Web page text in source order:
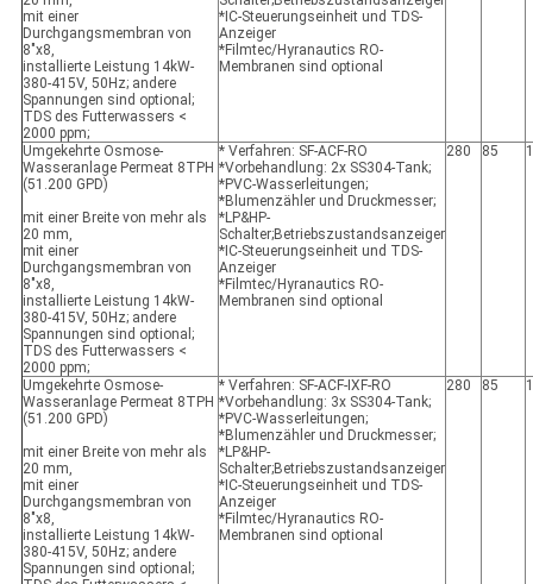
mit einer
Durchgangsmembran von
8"x8,
installierte Leistung 14kW-
380-415V, 50Hz; andere
Spannungen sind optional;
TDS des Futterwassers <
2000 ppm;
*IC-Steuerungseinheit und TDS-
Anzeiger
*Filmtec/Hyranautics RO-
Membranen sind optional
Umgekehrte Osmose-
Wasseranlage Permeat 8TPH
(51.200 GPD)
mit einer Breite von mehr als
20 mm,
mit einer
Durchgangsmembran von
8"x8,
installierte Leistung 14kW-
380-415V, 50Hz; andere
Spannungen sind optional;
TDS des Futterwassers <
2000 ppm;
* Verfahren: SF-ACF-RO
*Vorbehandlung: 2x SS304-Tank;
*PVC-Wasserleitungen;
*Blumenzähler und Druckmesser;
*LP&HP-
Schalter;Betriebszustandsanzeiger
*IC-Steuerungseinheit und TDS-
Anzeiger
*Filmtec/Hyranautics RO-
Membranen sind optional
280 85
Umgekehrte Osmose-
Wasseranlage Permeat 8TPH
(51.200 GPD)
mit einer Breite von mehr als
20 mm,
mit einer
Durchgangsmembran von
8"x8,
installierte Leistung 14kW-
380-415V, 50Hz; andere
Spannungen sind optional;
* Verfahren: SF-ACF-IXF-RO
*Vorbehandlung: 3x SS304-Tank;
*PVC-Wasserleitungen;
*Blumenzähler und Druckmesser;
*LP&HP-
Schalter;Betriebszustandsanzeiger
*IC-Steuerungseinheit und TDS-
Anzeiger
*Filmtec/Hyranautics RO-
Membranen sind optional
280 85